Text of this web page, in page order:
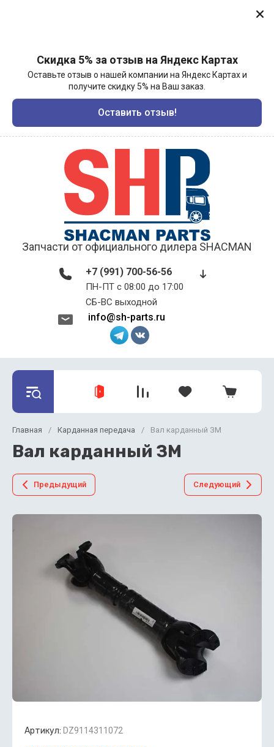
Скидка 5% за отзыв на Яндекс Картах
Оставьте отзыв о нашей компании на Яндекс Картах и
получите скидку 5% на Ваш заказ.
Оставить отзыв!
Запчасти от официального дилера SHACMAN
+7 (991) 700-56-56
ПН-ПТ с 08:00 до 17:00 ​​​​​​​
СБ-ВС выходной
info@sh-parts.ru
Главная / Карданная передача / Вал карданный ЗМ
Вал карданный ЗМ
Предыдущий Следующий
Артикул: DZ9114311072